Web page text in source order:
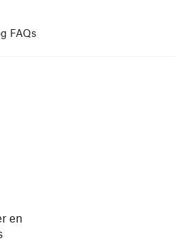
FAQs
en